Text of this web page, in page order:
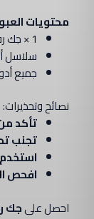
محتويات
1 × جك رفع قير السيارة الهيدروليكي تلسكوبي.
سلاسل
جميع
نصائح وتحذيرات:
تأكد
تجنب تحميل
افحص
احصل علىجك